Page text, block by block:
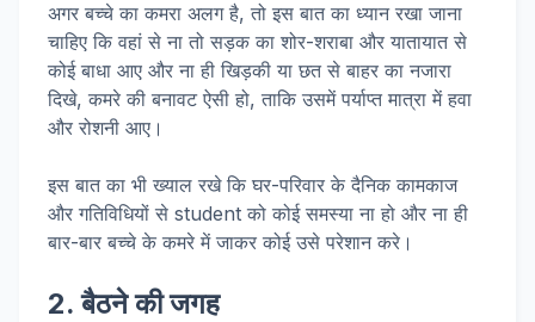
अगर बच्चे का कमरा अलग है, तो इस बात का ध्यान रखा जाना
चाहिए कि वहां से ना तो सड़क का शोर-शराबा और यातायात से
कोई बाधा आए और ना ही खिड़की या छत से बाहर का नजारा
दिखे, कमरे की बनावट ऐसी हो, ताकि उसमें पर्याप्त मात्रा में हवा
और रोशनी आए।
इस बात का भी ख्याल रखे कि घर-परिवार के दैनिक कामकाज
और गतिविधियों से student को कोई समस्या ना हो और ना ही
बार-बार बच्चे के कमरे में जाकर कोई उसे परेशान करे।
2. बैठने की जगह